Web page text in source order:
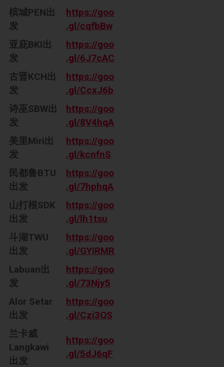
槟城PEN出
发
https://goo
.gl/cqfbBw
亚庇BKI出
发
https://goo
.gl/6J7cAC
古晋KCH出
发
https://goo
.gl/CcxJ6b
诗巫SBW出
发
https://goo
.gl/8V4hqA
美里Miri出
发
https://goo
.gl/kcnfnS
民都鲁BTU
出发
https://goo
.gl/7hphqA
山打根SDK
出发
https://goo
.gl/lh1tsu
斗湖TWU
出发
https://goo
.gl/GYIRMR
Labuan出
发
https://goo
.gl/73Njy5
Alor Setar
出发
https://goo
.gl/Czi3QS
兰卡威
Langkawi
出发
https://goo
.gl/5dJ6qF